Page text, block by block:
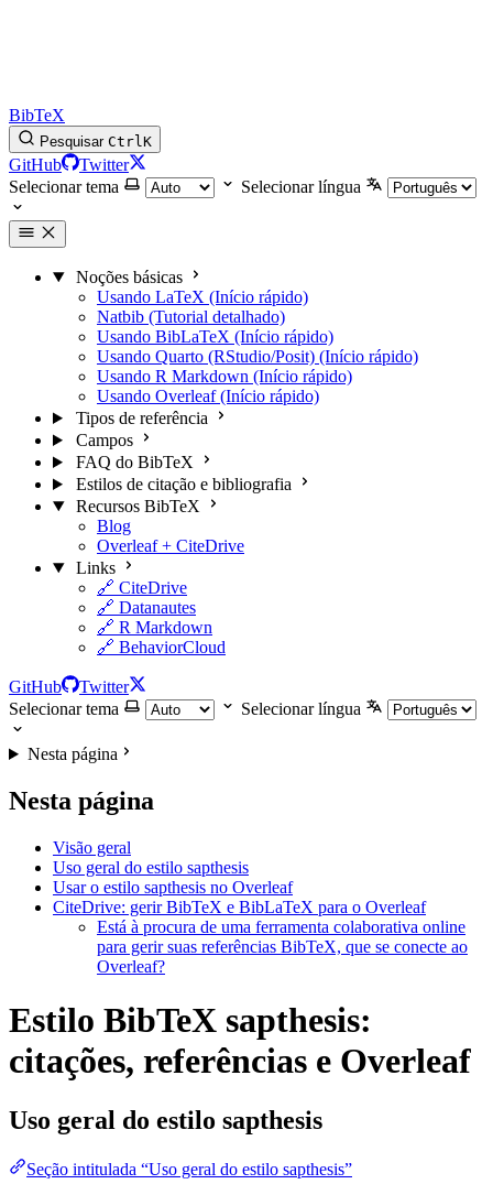
BibTeX
Pesquisar CtrlK
GitHub
Twitter
Selecionar tema
Selecionar língua
Noções básicas
Usando LaTeX (Início rápido)
Natbib (Tutorial detalhado)
Usando BibLaTeX (Início rápido)
Usando Quarto (RStudio/Posit) (Início rápido)
Usando R Markdown (Início rápido)
Usando Overleaf (Início rápido)
Tipos de referência
Campos
FAQ do BibTeX
Estilos de citação e bibliografia
Recursos BibTeX
Blog
Overleaf + CiteDrive
Links
🔗 CiteDrive
🔗 Datanautes
🔗 R Markdown
🔗 BehaviorCloud
GitHub
Twitter
Selecionar tema
Selecionar língua
Nesta página
Nesta página
Visão geral
Uso geral do estilo sapthesis
Usar o estilo sapthesis no Overleaf
CiteDrive: gerir BibTeX e BibLaTeX para o Overleaf
Está à procura de uma ferramenta colaborativa online
para gerir suas referências BibTeX, que se conecte ao
Overleaf?
Estilo BibTeX sapthesis:
citações, referências e Overleaf
Uso geral do estilo sapthesis
Seção intitulada “Uso geral do estilo sapthesis”